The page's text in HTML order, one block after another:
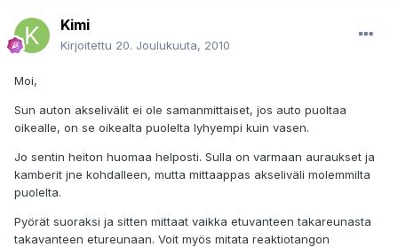
Kimi
Kirjoitettu 20. Joulukuuta, 2010
Moi,
Sun auton akselivälit ei ole samanmittaiset, jos auto puoltaa
oikealle, on se oikealta puolelta lyhyempi kuin vasen.
Jo sentin heiton huomaa helposti. Sulla on varmaan auraukset ja
kamberit jne kohdalleen, mutta mittaappas akseliväli molemmilta
puolelta.
Pyörät suoraksi ja sitten mittaat vaikka etuvanteen takareunasta
takavanteen etureunaan. Voit myös mitata reaktiotangon